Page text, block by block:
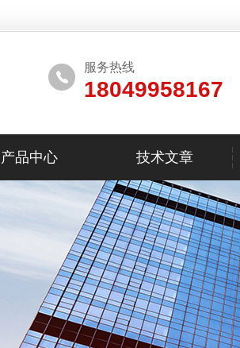
服务热线
18049958167
产品中心 技术文章